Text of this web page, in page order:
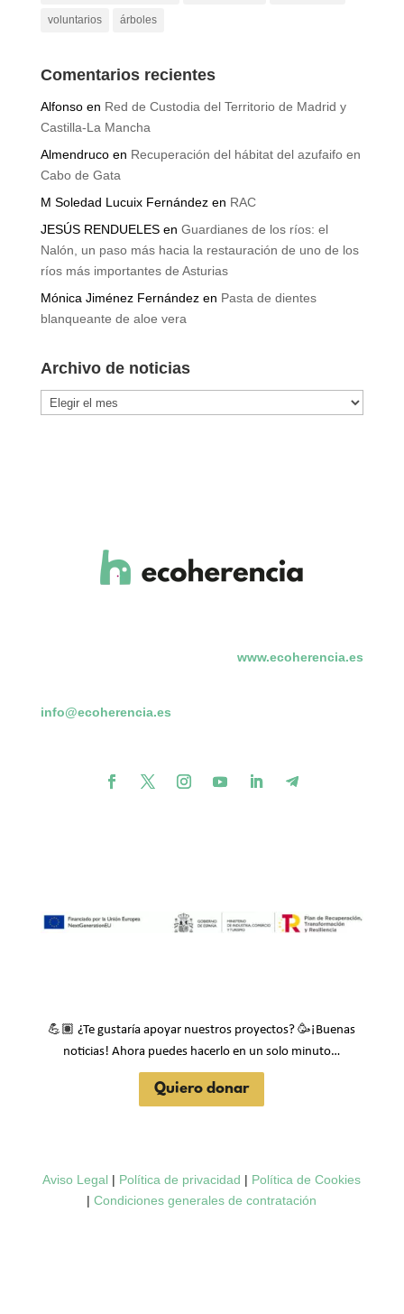
voluntarios árboles
Comentarios recientes
Alfonsoen Red de Custodia del Territorio de Madrid y
Castilla-La Mancha
Almendrucoen Recuperación del hábitat del azufaifo en
Cabo de Gata
M Soledad Lucuix Fernándezen RAC
JESÚS RENDUELESen Guardianes de los ríos: el
Nalón, un paso más hacia la restauración de uno de los
ríos más importantes de Asturias
Mónica Jiménez Fernándezen Pasta de dientes
blanqueante de aloe vera
Archivo de noticias
Archivo
de
www.ecoherencia.es
info@ecoherencia.es
💪🏽 ¿Te gustaría apoyar nuestros proyectos?🥳¡Buenas
noticias! Ahora puedes hacerlo en un solo minuto…
Quiero donar
Aviso Legal | Política de privacidad | Política de Cookies
|Condiciones generales de contratación